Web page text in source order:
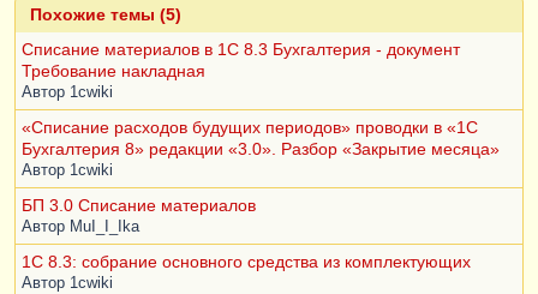
Похожие темы (5)
Списание материалов в 1С 8.3 Бухгалтерия - документ
Требование накладная
Автор 1cwiki
«Списание расходов будущих периодов» проводки в «1С
Бухгалтерия 8» редакции «3.0». Разбор «Закрытие месяца»
Автор 1cwiki
БП 3.0 Списание материалов
Автор MuI_I_Ika
1С 8.3: собрание основного средства из комплектующих
Автор 1cwiki